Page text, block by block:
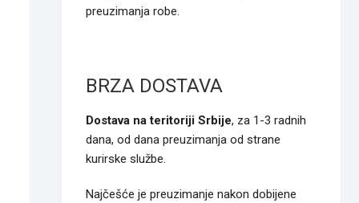
preuzimanja robe.
BRZA DOSTAVA
Dostava na teritoriji Srbije, za 1-3 radnih
dana, od dana preuzimanja od strane
kurirske službe.
Najčešće je preuzimanje nakon dobijene